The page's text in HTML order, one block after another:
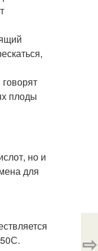
плоды
но и
для
0С.
⇨